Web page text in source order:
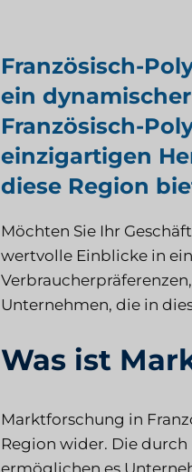
Französisch-
ein
Französisch-
einzigartigen
diese Region
Möchten Sie Ihr
wertvolle Einblicke in
Unternehmen, die in
Was ist
Marktforschung in
Region wider. Die
ermöglichen es